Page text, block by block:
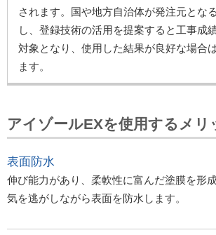
されます。国や地方自治体が発注元とな
し、登録技術の活用を提案すると工事成
対象となり、使用した結果が良好な場合
ます。
アイゾールEXを使用するメリ
表面防水
伸び能力があり、柔軟性に富んだ塗膜を形
気を逃がしながら表面を防水します。